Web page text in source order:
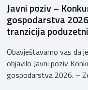
Javni poziv –
gospodarstva
tranzicija
Obavještavamo vas da
objavilo Javni poziv
gospodarstva 2026. –